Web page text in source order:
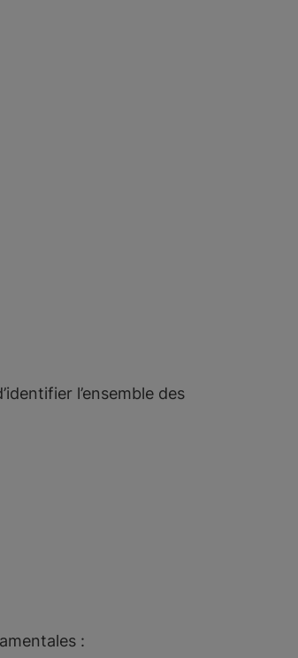
l’ensemble des
: